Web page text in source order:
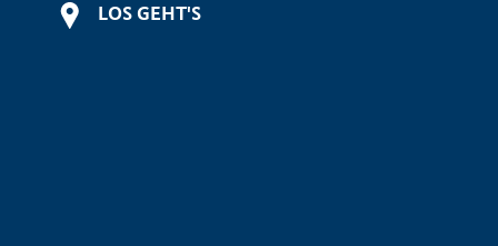
LOS GEHT'S